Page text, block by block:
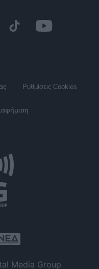
Ρυθμίσεις Cookies
Media Group